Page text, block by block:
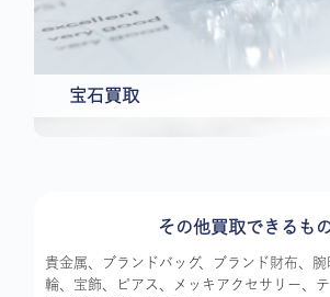
宝石買取
その他買取できるも
貴金属、ブランドバッグ、ブランド財布、
輪、宝飾、ピアス、メッキアクセサリー、